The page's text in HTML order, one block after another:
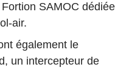
SAMOC dédiée
air.
également le
un intercepteur de